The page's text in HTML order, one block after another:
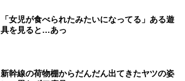
「女児が食べられたみたいになってる」ある遊
具を見ると…あっ
新幹線の荷物棚からだんだん出てきたヤツの姿